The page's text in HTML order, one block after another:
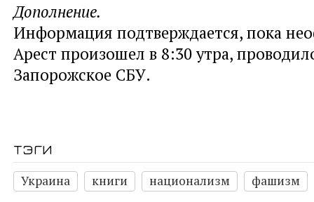
Дополнение.
Информация подтверждается, пока
Арест произошел в 8:30 утра,
Запорожское СБУ.
тэги
Украина книги национализм фашизм